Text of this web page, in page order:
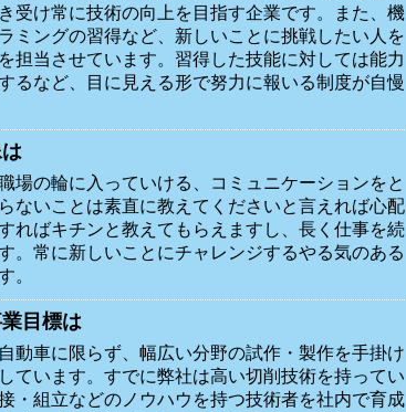
受け常に技術の向上を目指す企業です。また、機
ミングの習得など、新しいことに挑戦したい人を
担当させています。習得した技能に対しては能力
るなど、目に見える形で努力に報いる制度が自慢
場の輪に入っていける、コミュニケーションをと
ないことは素直に教えてくださいと言えれば心配
ればキチンと教えてもらえますし、長く仕事を続
。常に新しいことにチャレンジするやる気のある
。
目標は
動車に限らず、幅広い分野の試作・製作を手掛け
ています。すでに弊社は高い切削技術を持ってい
・組立などのノウハウを持つ技術者を社内で育成